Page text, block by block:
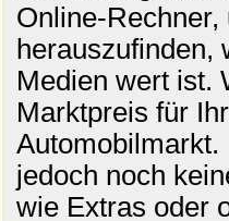
Online-
herauszufinden,
Medien wert ist.
Marktpreis für
jedoch noch
wie Extras oder